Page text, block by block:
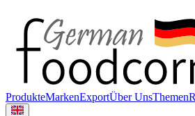
ProdukteMarkenExportÜber UnsThemen